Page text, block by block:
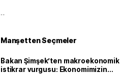
Manşetten Seçmeler
Bakan Şimşek’ten makroekonomik
istikrar vurgusu: Ekonomimizin